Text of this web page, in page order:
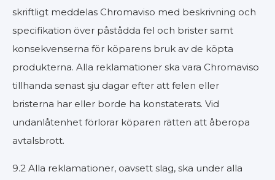
skriftligt meddelas Chromaviso med beskrivning och
specifikation över påstådda fel och brister samt
konsekvenserna för köparens bruk av de köpta
produkterna. Alla reklamationer ska vara Chromaviso
tillhanda senast sju dagar efter att felen eller
bristerna har eller borde ha konstaterats. Vid
undanlåtenhet förlorar köparen rätten att åberopa
avtalsbrott.
9.2 Alla reklamationer, oavsett slag, ska under alla